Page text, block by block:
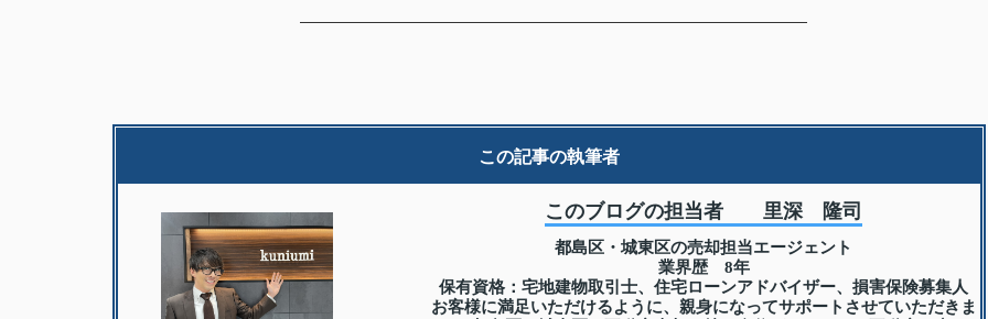
この記事の執筆者
このブログの担当者 里深 隆司
都島区・城東区の売却担当エージェント
業界歴 8年
保有資格：宅地建物取引士、住宅ローンアドバイザー、損害保険募集人
お客様に満足いただけるように、親身になってサポートさせていただきま